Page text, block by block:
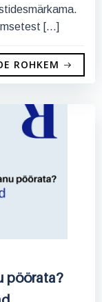
[…]
ROHKEM
pöörata?